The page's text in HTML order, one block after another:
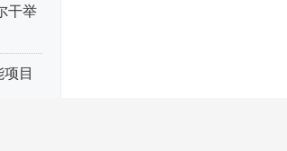
干举
目